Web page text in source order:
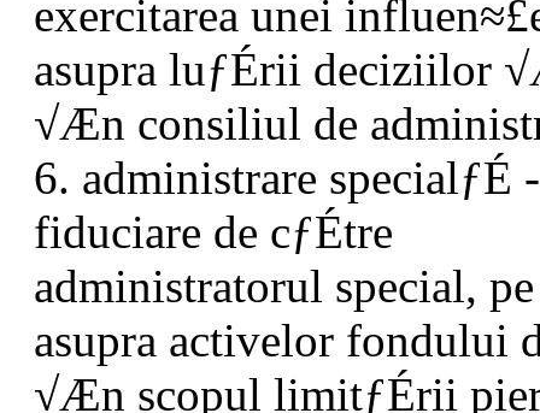
exercitarea unei
asupra luƒÉrii deciziilor
√Æn consiliul de
6. administrare specialƒÉ
fiduciare de cƒÉtre
administratorul special,
asupra activelor fondului
√Æn scopul limitƒÉrii